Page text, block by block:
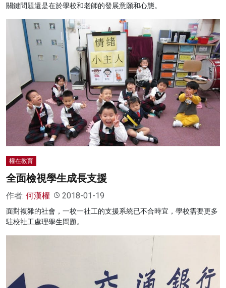
關鍵問題還是在於學校和老師的發展意願和心態。
權在教育
全面檢視學生成長支援
作者: 何漢權 2018-01-19
面對複雜的社會，一校一社工的支援系統已不合時宜，學校需要更多
駐校社工處理學生問題。